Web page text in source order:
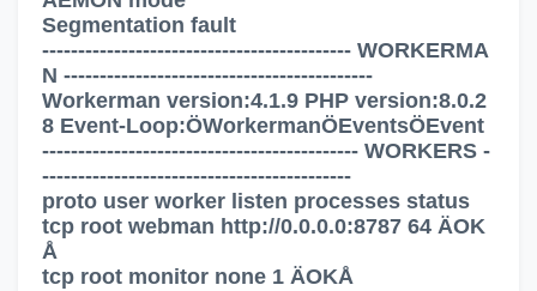
Segmentation fault
------------------------------------------- WORKERMA
N -------------------------------------------
Workerman version:4.1.9 PHP version:8.0.2
8 Event-Loop:ÖWorkermanÖEventsÖEvent
-------------------------------------------- WORKERS -
-------------------------------------------
proto user worker listen processes status
tcp root webman http://0.0.0.0:8787 64 ÄOK
Å
tcp root monitor none 1 ÄOKÅ